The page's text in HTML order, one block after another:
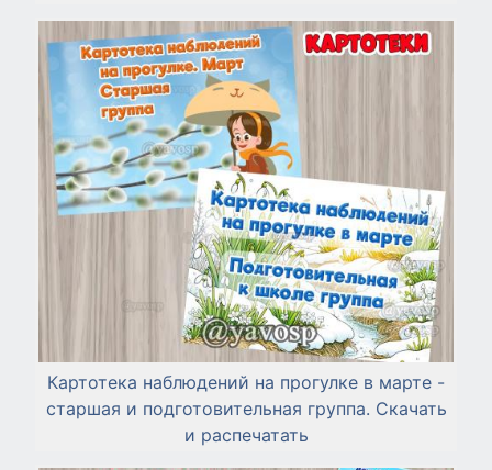
Картотека наблюдений на прогулке в марте -
старшая и подготовительная группа. Скачать
и распечатать